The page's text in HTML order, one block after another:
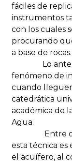
fáciles de
instrumentos
con los cuales
procurando
a base de rocas.
Lo anterior,
fenómeno de
cuando
catedrática
académica de
Agua.
Entre otros
esta técnica es
el acuífero, al